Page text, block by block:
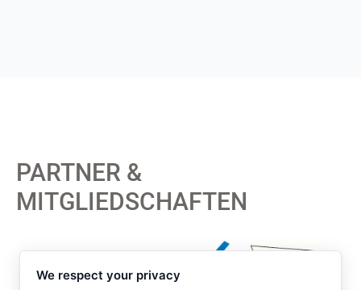
PARTNER &
MITGLIEDSCHAFTEN
We respect your privacy